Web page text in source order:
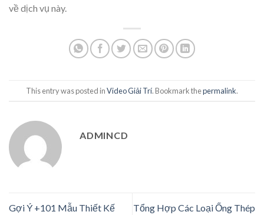
về dịch vụ này.
This entry was posted inVideo Giải Trí. Bookmark thepermalink.
ADMINCD
Gợi Ý +101 Mẫu Thiết Kế
Tổng Hợp Các Loại Ống Thép